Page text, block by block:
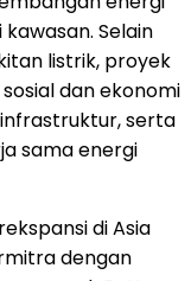
Selain
listrik, proyek
dan ekonomi
serta
sama energi
di Asia
dengan